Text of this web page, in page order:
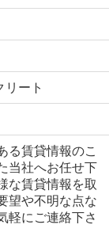
リート
る賃貸情報のこ
当社へお任せ下
な賃貸情報を取
望や不明な点な
軽にご連絡下さ